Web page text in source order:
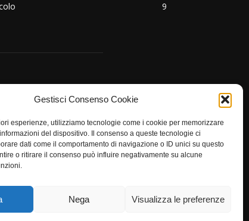
Gestisci Consenso Cookie
esperienze, utilizziamo tecnologie come i cookie per memorizzare
del dispositivo. Il consenso a queste tecnologie ci
dati come il comportamento di navigazione o ID unici su questo
o ritirare il consenso può influire negativamente su alcune
Nega Visualizza le preferenze
9